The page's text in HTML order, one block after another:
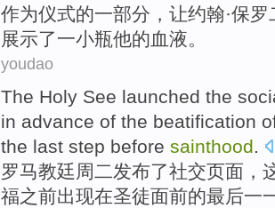
作为仪式的一部分 ， 让约翰·保罗
展示了一小瓶他的血液。
youdao
The Holy See launched the
in advance of the beatification
the last step before sainthood.
罗马教廷周二发布了社交页面 ，
福之前出现在圣徒面前的最后一